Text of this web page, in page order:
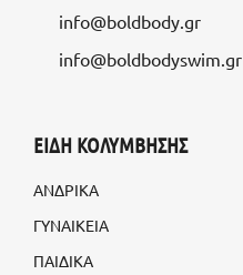
info@boldbody.gr
info@boldbodyswim.gr
ΕΙΔΗ ΚΟΛΥΜΒΗΣΗΣ
ΑΝΔΡΙΚΑ
ΓΥΝΑΙΚΕΙΑ
ΠΑΙΔΙΚΑ